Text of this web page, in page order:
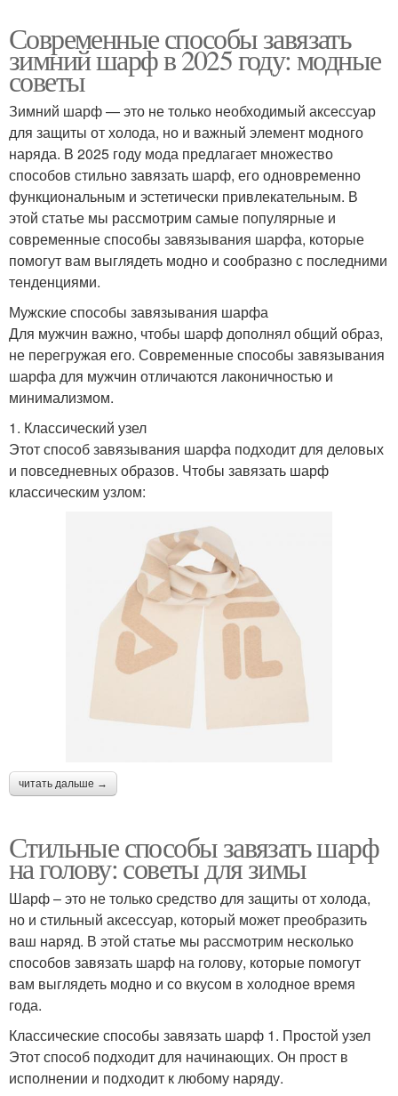
Современные способы завязать
зимний шарф в 2025 году: модные
советы
Зимний шарф — это не только необходимый аксессуар
для защиты от холода, но и важный элемент модного
наряда. В 2025 году мода предлагает множество
способов стильно завязать шарф, его одновременно
функциональным и эстетически привлекательным. В
этой статье мы рассмотрим самые популярные и
современные способы завязывания шарфа, которые
помогут вам выглядеть модно и сообразно с последними
тенденциями.
Мужские способы завязывания шарфа
Для мужчин важно, чтобы шарф дополнял общий образ,
не перегружая его. Современные способы завязывания
шарфа для мужчин отличаются лаконичностью и
минимализмом.
1. Классический узел
Этот способ завязывания шарфа подходит для деловых
и повседневных образов. Чтобы завязать шарф
классическим узлом:
читать дальше →
Стильные способы завязать шарф
на голову: советы для зимы
Шарф – это не только средство для защиты от холода,
но и стильный аксессуар, который может преобразить
ваш наряд. В этой статье мы рассмотрим несколько
способов завязать шарф на голову, которые помогут
вам выглядеть модно и со вкусом в холодное время
года.
Классические способы завязать шарф 1. Простой узел
Этот способ подходит для начинающих. Он прост в
исполнении и подходит к любому наряду.